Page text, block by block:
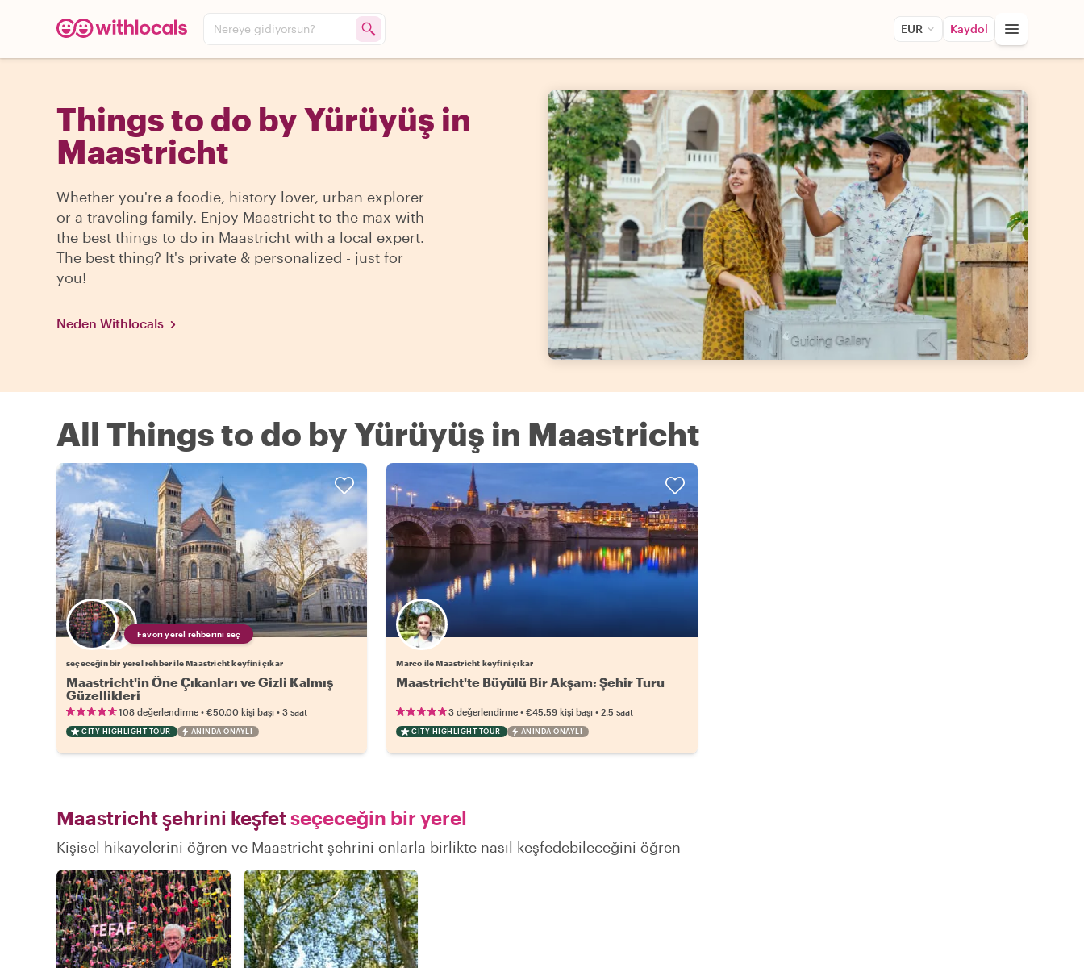
Nereye gidiyorsun? EUR Kaydol
Things to do by Yürüyüş in
Maastricht
Whether you're a foodie, history lover, urban explorer
or a traveling family. Enjoy Maastricht to the max with
the best things to do in Maastricht with a local expert.
The best thing? It's private & personalized - just for
you!
Neden Withlocals
All Things to do by Yürüyüş in Maastricht
Favori yerel rehberini seç
seçeceğin bir yerel rehber ile Maastricht keyfini çıkar
Maastricht'in Öne Çıkanları ve Gizli Kalmış
Güzellikleri
108 değerlendirme • €50.00 kişi başı • 3 saat
CITY HIGHLIGHT TOUR ANINDA ONAYLI
Marco ile Maastricht keyfini çıkar
Maastricht'te Büyülü Bir Akşam: Şehir Turu
3 değerlendirme •€45.59 kişi başı •2.5 saat
CITY HIGHLIGHT TOUR ANINDA ONAYLI
Maastricht şehrini keşfetseçeceğin bir yerel
Kişisel hikayelerini öğren ve Maastricht şehrini onlarla birlikte nasıl keşfedebileceğini öğren